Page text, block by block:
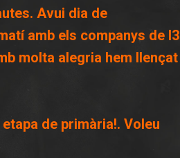
Avui dia de
amb els companys de I3
molta alegria hem llençat
etapa de primària!. Voleu